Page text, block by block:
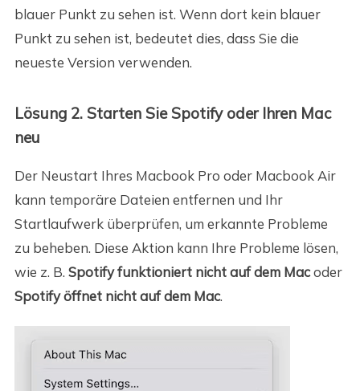
blauer Punkt zu sehen ist. Wenn dort kein blauer
Punkt zu sehen ist, bedeutet dies, dass Sie die
neueste Version verwenden.
Lösung 2. Starten Sie Spotify oder Ihren Mac
neu
Der Neustart Ihres Macbook Pro oder Macbook Air
kann temporäre Dateien entfernen und Ihr
Startlaufwerk überprüfen, um erkannte Probleme
zu beheben. Diese Aktion kann Ihre Probleme lösen,
wie z. B. Spotify funktioniert nicht auf dem Macoder
Spotify öffnet nicht auf dem Mac.